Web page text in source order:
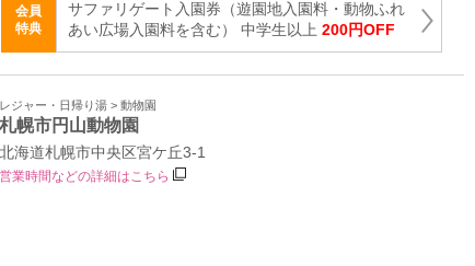
会員
特典
サファリゲート入園券（遊園地入園料・動物ふれ
あい広場入園料を含む） 中学生以上 200円OFF
レジャー・日帰り湯 > 動物園
札幌市円山動物園
北海道札幌市中央区宮ケ丘3‐1
営業時間などの詳細はこちら